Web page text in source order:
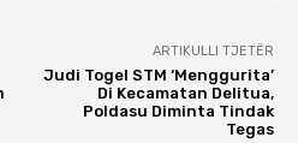
ARTIKULLI TJETËR
Judi Togel STM ‘Menggurita’
Di Kecamatan Delitua,
Poldasu Diminta Tindak
Tegas